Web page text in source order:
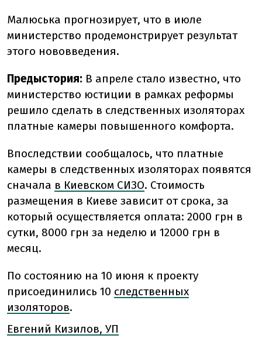
Малюська прогнозирует, что в июле
министерство продемонстрирует результат
этого нововведения.
Предыстория: В апреле стало известно, что
министерство юстиции в рамках реформы
решило сделать в следственных изоляторах
платные камеры повышенного комфорта.
Впоследствии сообщалось, что платные
камеры в следственных изоляторах появятся
сначала в Киевском СИЗО. Стоимость
размещения в Киеве зависит от срока, за
который осуществляется оплата: 2000 грн в
сутки, 8000 грн за неделю и 12000 грн в
месяц.
По состоянию на 10 июня к проекту
присоединились 10 следственных
изоляторов.
Евгений Кизилов, УП